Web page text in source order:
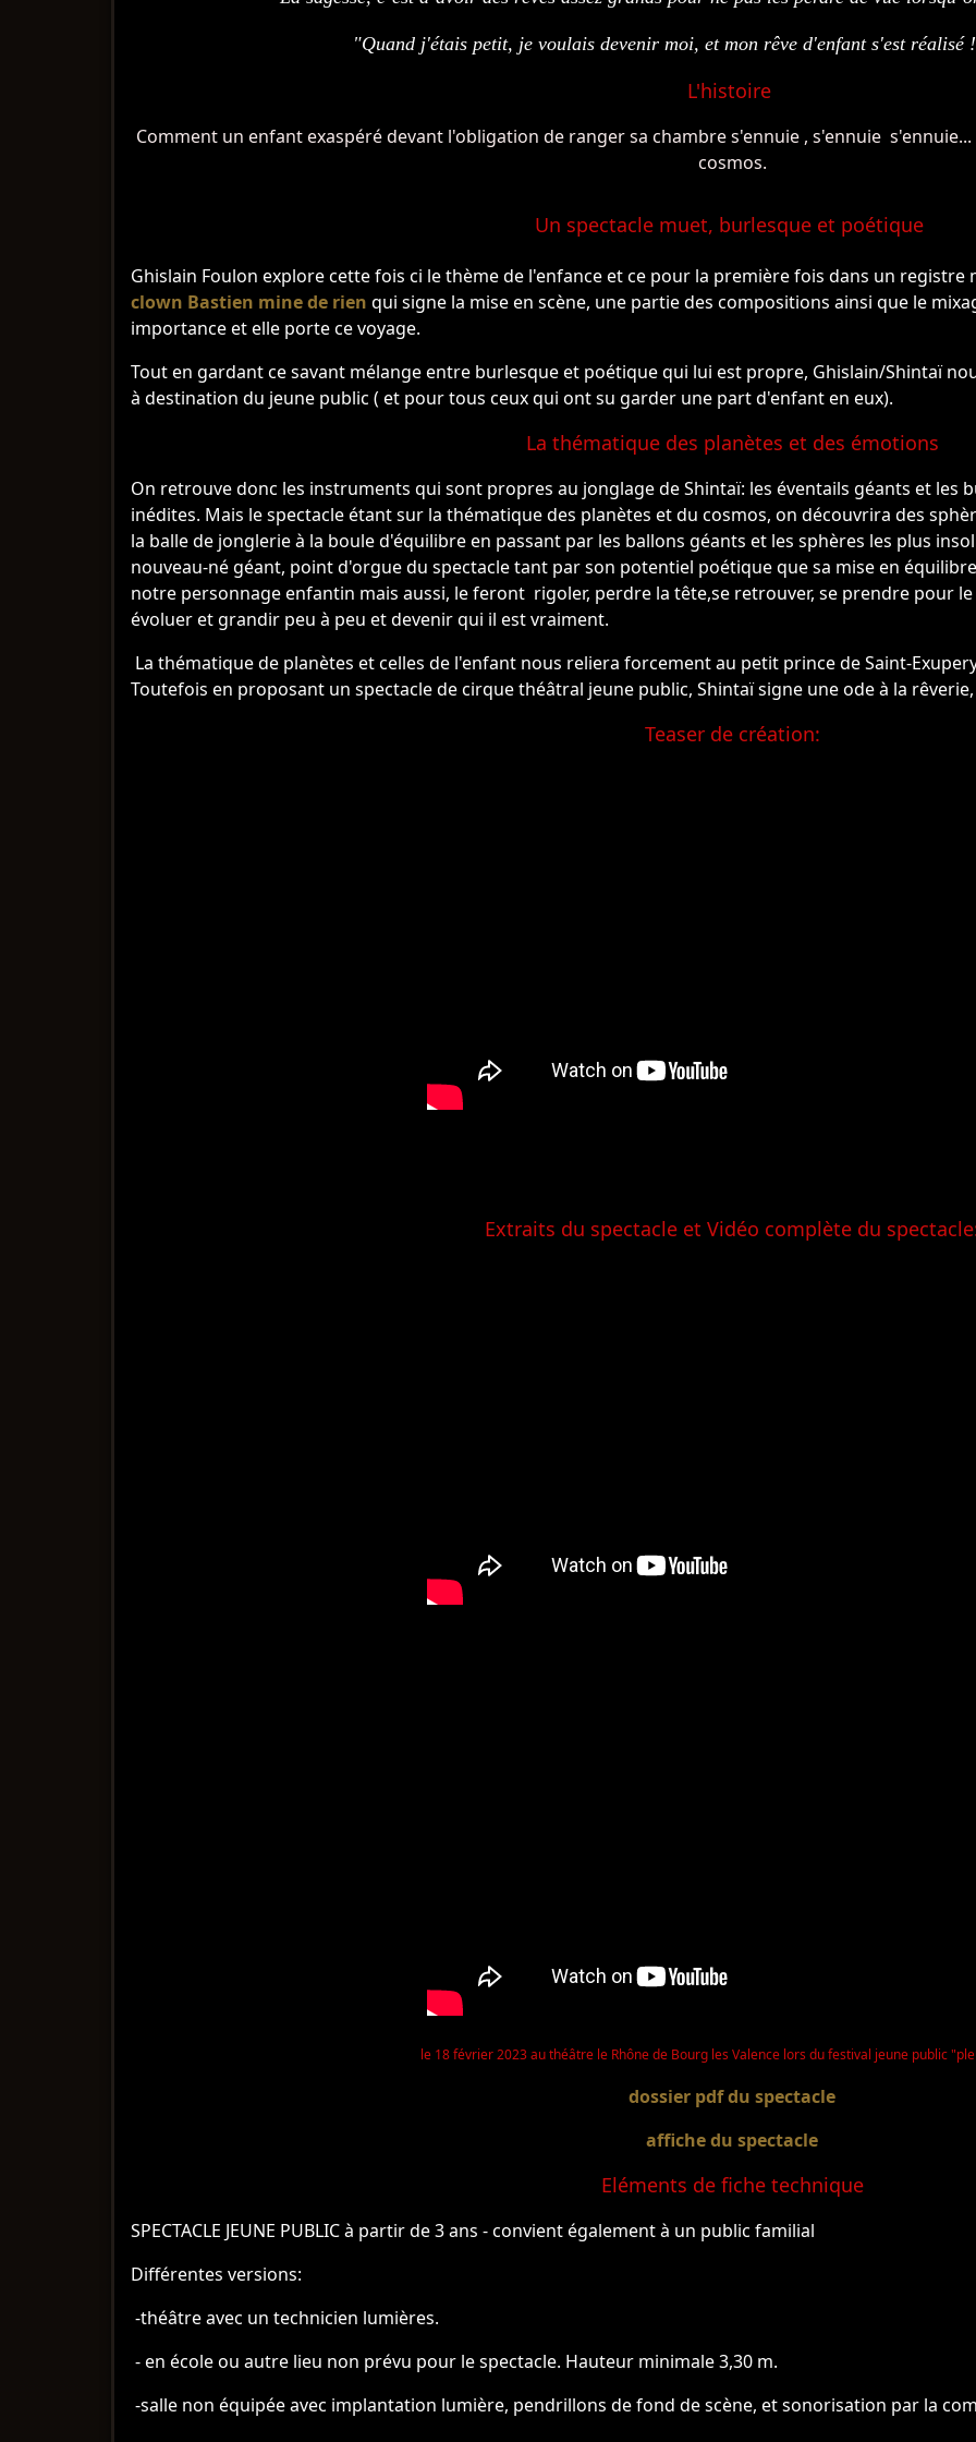
"Quand j'étais petit, je voulais devenir moi, et mon rêve d'enfant s'est réalisé
L'histoire
Comment un enfant exaspéré devant l'obligation de ranger sa chambre s'ennuie , s'ennuie
cosmos.
Un spectacle muet, burlesque et poétique
Ghislain Foulon explore cette fois ci le thème de l'enfance et ce pour la première fois dans un registre
clown Bastien mine de rien qui signe la mise en scène, une partie des compositions ainsi que le
importance et elle porte ce voyage.
Tout en gardant ce savant mélange entre burlesque et poétique qui lui est propre, Ghislain/Shintaï
à destination du jeune public ( et pour tous ceux qui ont su garder une part d'enfant en eux).
La thématique des planètes et des émotions
On retrouve donc les instruments qui sont propres au jonglage de Shintaï: les éventails géants et les
inédites. Mais le spectacle étant sur la thématique des planètes et du cosmos, on découvrira des
la balle de jonglerie à la boule d'équilibre en passant par les ballons géants et les sphères les plus
nouveau-né géant, point d'orgue du spectacle tant par son potentiel poétique que sa mise en
notre personnage enfantin mais aussi, le feront rigoler, perdre la tête,se retrouver, se prendre pour
évoluer et grandir peu à peu et devenir qui il est vraiment.
La thématique de planètes et celles de l'enfant nous reliera forcement au petit prince de Saint-
Toutefois en proposant un spectacle de cirque théâtral jeune public, Shintaï signe une ode à la
Teaser de création:
Extraits du spectacle et Vidéo complète du
le 18 février 2023 au théâtre le Rhône de Bourg les Valence lors du festival jeune public
dossier pdf du spectacle
affiche du spectacle
Eléments de fiche technique
SPECTACLE JEUNE PUBLIC à partir de 3 ans - convient également à un public familial
Différentes versions:
-théâtre avec un technicien lumières.
- en école ou autre lieu non prévu pour le spectacle. Hauteur minimale 3,30 m.
-salle non équipée avec implantation lumière, pendrillons de fond de scène, et sonorisation par la